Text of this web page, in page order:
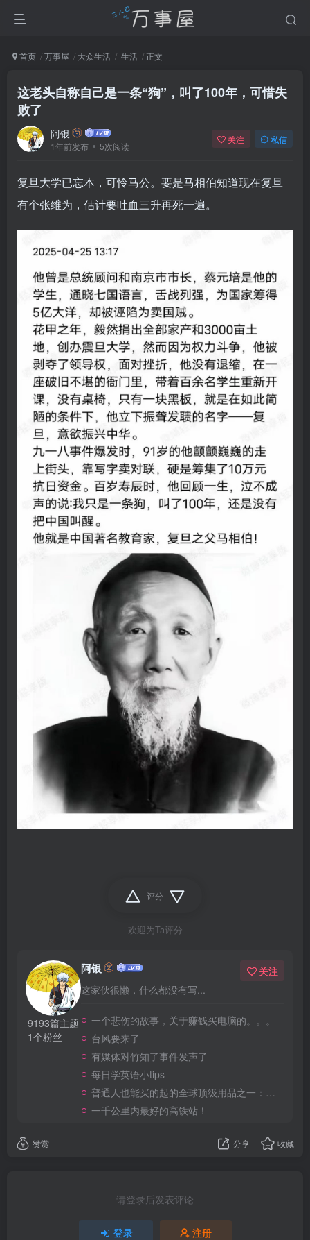
首页 万事屋 大众生活 生活 正文
这老头自称自己是一条“狗”，叫了100年，可惜失
败了
阿银
1年前发布 5次阅读
关注 私信
复旦大学已忘本，可怜马公。要是马相伯知道现在复旦
有个张维为，估计要吐血三升再死一遍。
评分
欢迎为Ta评分
9193篇主题
1个粉丝
阿银
这家伙很懒，什么都没有写...
关注
一个悲伤的故事，关于赚钱买电脑的。。。
台风要来了
有媒体对竹知了事件发声了
每日学英语小tips
普通人也能买的起的全球顶级用品之一：WD-40润滑除锈剂！
一千公里内最好的高铁站！
赞赏 分享 收藏
请登录后发表评论
登录 注册